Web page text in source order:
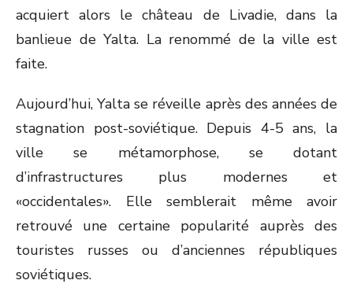
acquiert alors le château de Livadie, dans la
banlieue de Yalta. La renommé de la ville est
faite.
Aujourd’hui, Yalta se réveille après des années de
stagnation post-soviétique. Depuis 4-5 ans, la
ville se métamorphose, se dotant
d’infrastructures plus modernes et
«occidentales». Elle semblerait même avoir
retrouvé une certaine popularité auprès des
touristes russes ou d’anciennes républiques
soviétiques.